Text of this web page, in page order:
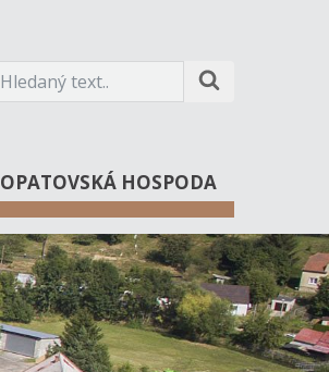
OPATOVSKÁ HOSPODA